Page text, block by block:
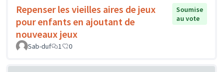
Repenser les vieilles aires de jeux
pour enfants en ajoutant de
nouveaux jeux
Soumise
au vote
Sab-duf 1 0